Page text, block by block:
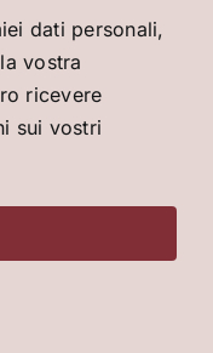
dati personali,
vostra
ricevere
sui vostri